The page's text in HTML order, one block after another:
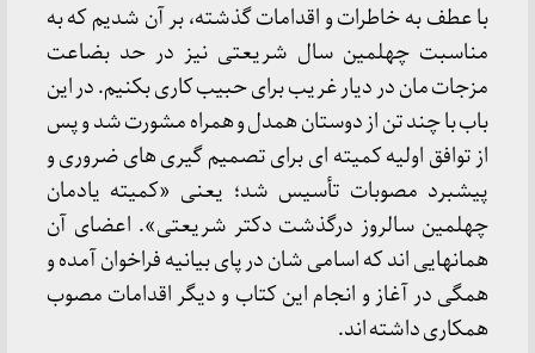
با عطف به خاطرات و اقدامات گذشته، بر آن شدیم که به
مناسبت چهلمین سال شریعتی نیز در حد بضاعت
مزجات مان در دیار غریب برای حبیب کاری بکنیم. در این
باب با چند تن از دوستان همدل و همراه مشورت شد و پس
از توافق اولیه کمیته ای برای تصمیم گیری های ضروری و
پیشبرد مصوبات تأسیس شد؛ یعنی «کمیته یادمان
چهلمین سالروز درگذشت دکتر شریعتی». اعضای آن
همانهایی اند که اسامی شان در پای بیانیه فراخوان آمده و
همگی در آغاز و انجام این کتاب و دیگر اقدامات مصوب
همکاری داشته اند.